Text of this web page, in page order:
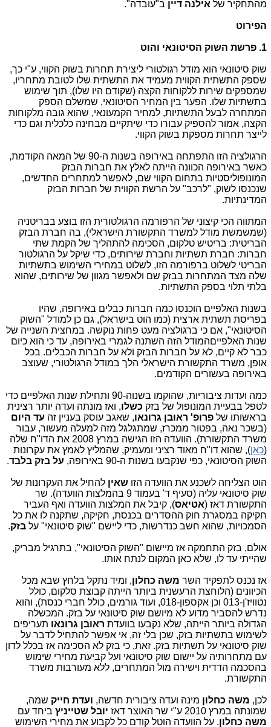
מהתחקיר של אילנה דיין ב"עובדה".
הפירוט
1. פרשת השוק הסיטונאי והוט
שוק סיטונאי הוא מודל רגולטורי ליצירת תחרות בשוק הקווי, ע"י כך,
שספק התשתית הקווית מעמיד את התשתית שלו לטובת מתחריו,
שמספקים שירות ללקוחות הקצה (שקודם היו שלו), תוך שימוש
בתשתיות שלו. הפער בין המחיר הסיטונאי, שמשלם הספק
המתחרה לבעל התשתיות, למחיר הקמעונאי, שהוא גובה מלקוחות
הקצה, אמור להספיק עבורו כדי שיתקיים מבחינה כלכלית וגם כדי
לייצר תחרות מספקת בשוק הקווי.
הרגולציה הזו התפתחה באירופה בשנות ה-90 של המאה הקודמת,
כאשר באירופה הכוונה הייתה לאלץ את חברות הבזק
המונופוליסטיות בתחום הקווי שם, לאפשר למתחרים החדשים,
שנכנסו לשוק, "לרכב" על הרשת הקווית של חברות הבזק
המדינתיות.
המתווה הכי קיצוני של הרפורמה הרגולטורית הזו בוצע בבריטניה
(שמשמשת מודל למשרד התקשורת הישראלי), בה חברת הבזק
הבריטית: בריטיש טלקום, הסכימה להתהליך של הקמת שתי
חברות: חברת תשתיות וחברת שירותים, כדי שיקל על הרגולטור
הבריטי לשלוט ברפורמה הזו, לשלוט במחירי השימוש בתשתיות
שלה מצד המתחרות בבזק שם ולאפשר מגוון של שירותים, שהוא
בלתי תלוי בספק התשתיות.
בשנות האלפיים הוכנסו כמה חברות כבלים באירופה, שהיו
בפריסת תשתית ארצית (כמו הוט בישראל), גם כן למודל "השוק
הסיטונאי", אם כי ברגולציה מעט פחות נוקשה. במחצית השנייה של
שנות האלפייםהמודל הזה השתנה לגמרי באירופה, עד כי הוא כיום
כבר לא קיים, לא על חברות הבזק ולא על חברות הכבלים. בכל
אופן, משרד התקשורת הישראלי הלך במודל הרגולטורי, שעוצב
באירופה בעשורים הקודמים.
כמה ועדות ציבוריות, שהוקמו בשנוה-90 ותחילת שנות האלפיים כדי
לטפל בבעיית המונופול של בזק כשלו, ואז מונתה ועדה יותר רצינית
בראשותו של פרופ' ראובן גרונאו, שאגב עוסק בעניין זה עד היום
(בשכר נאה, בפטור ממכרז, שמתגלגל מזה למעלה מעשור, עבור
משרד התקשורת). הוועדה הזו הגישה במרץ 2008 את הדו"ח שלה
(כאן), שהוא דו"ח מאוד רציני ומעמיק, שהמליץ לאמץ את עקרונות
השוק הסיטונאי, כפי שנקבעו בשנות ה-90 באירופה,
על בזק בלבד.
הוט הצליחה לשכנע את הוועדה הזו שאין להחיל את העקרונות של
שוק סיטונאי עליה (סעיף ד' בעמוד 9 בהמלצות הוועדה). שר
התקשורת דאז (אטיאס), קיבל את המלצות הוועדה ואף העביר
חקיקה במסגרת חוק ההסדרים בכנסת, חקיקה, שתקנה לו את כל
הסמכויות, שהוא חשב כנדרשות, כדי ליישם "שוק סיטונאי" על בזק.
אולם, בזק התחמקה אז מיישום "השוק הסיטונאי", בתרגיל מבריק,
שהייתי עד לו, שלא כאן המקום לנתח אותו.
אז נכנס לתפקיד השר משה כחלון, ומיד נתקל בלחץ שבא מכל
הכיוונים (הלוחצת הרעשנית ביותר הייתה קבוצת סלקום, כולל
נטוויז'ן-013 וכן אקספון-018, ועוד גורמים, כולל חברי כנסת), והוא
נדרש להסביר מדוע לא מיושם שוק סיטונאי על בזק. המכשלה
הגדולה ביותר הייתה, שלא נקבעו בוועדת ראובן גרונאו תעריפים
לשימוש בתשתיות בזק, שכן בלי זה, אי אפשר להתחיל לדבר על
שוק סיטונאי על תשתיות בזק. זאת, כי בזק לא הסכימה אז בכלל לדון
עם מתחרותיה על יישום שוק סיטונאי ועל קביעת מחירי שימוש
בהסכמה הדדית וישירה מול המתחרים, ללא מעורבות משרד
התקשורת.
לכן, משה כחלון מינה ועדה ציבורית חדשה, ועדת חייק שמה,
שמונתה במרץ 2010 ע"י שר האוצר דאז
יובל שטייניץ ביחד עם
משה כחלון. על הוועדה הוטל קודם כל לקבוע את מחירי השימוש